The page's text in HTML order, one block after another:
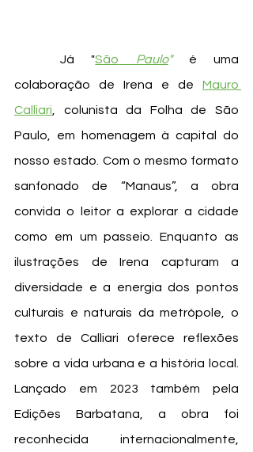
	Já "
São Paulo" é uma
colaboração de Irena e de Mauro
Calliari , colunista da Folha de São
Paulo, em homenagem à capital do
nosso estado. Com o mesmo formato
sanfonado de “Manaus”, a obra
convida o leitor a explorar a cidade
como em um passeio. Enquanto as
ilustrações de Irena capturam a
diversidade e a energia dos pontos
culturais e naturais da metrópole, o
texto de Calliari oferece reflexões
sobre a vida urbana e a história local.
Lançado em 2023 também pela
Edições Barbatana, a obra foi
reconhecida internacionalmente,